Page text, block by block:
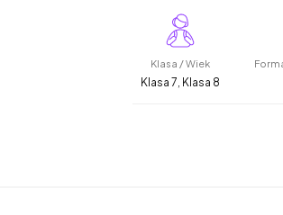
Klasa / Wiek
Klasa 7, Klasa 8